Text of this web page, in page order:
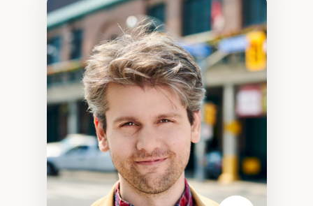
Expertises
Travail social, action et justice sociale
Fondements de l’intervention et des
nouvelles pratiques en travail social et en
éducation inclusive
Minorités linguistiques, offre active et
francophonie plurielle en contexte
linguistique minoritaire
Études critiques sur le handicap, la
neurodiversité, l'agentivité et les injustices
épistémiques
Intersectionnalité et réalités 2SLGBTQ+
Méthodes d’interventions et approches
antiraciste, décoloniale, anti-oppressive
Approche interculturelle critique
Pair-aidance, proche aidance, famille
choisie et soutien mutuel